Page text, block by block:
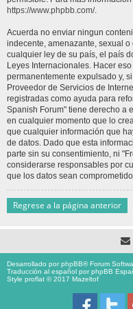
https://www.phpbb.com/.
Acuerda no enviar ningun
indecente, amenazante, sexual
cualquier ley de su país, el país
Leyes Internacionales. Hacer
permanentemente expulsado y,
Proveedor de Servicios de
registradas como ayuda para
Spanish Forum" tiene derecho a
en cualquier momento que lo
que cualquier información que
de datos. Dado que esta
parte sin su consentimiento, ni
considerarse responsables por
que los datos sean
Regrese a la página anterior
Desarrollado porphpBB® Forum
Traducción al español porphpBB
Style proflat © 2017 Mazeltof